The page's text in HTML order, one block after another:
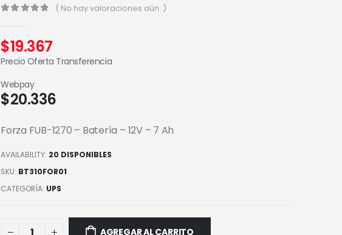
( No hay valoraciones aún. )
$19.367
Precio Oferta Transferencia
$20.336
Webpay
Forza FUB-1270 – Batería – 12V – 7 Ah
AVAILABILITY: 20 DISPONIBLES
SKU: BT310FOR01
CATEGORÍA: UPS
AGREGAR AL CARRITO